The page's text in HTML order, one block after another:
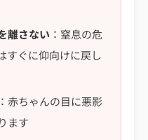
離さない ：窒息の危
すぐに仰向けに戻し
：赤ちゃんの目に悪影
ます